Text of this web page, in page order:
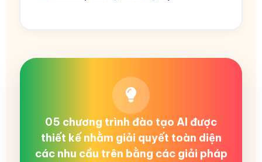
05 chương trình đào tạo AI được
thiết kế nhằm giải quyết toàn diện
các nhu cầu trên bằng các giải pháp